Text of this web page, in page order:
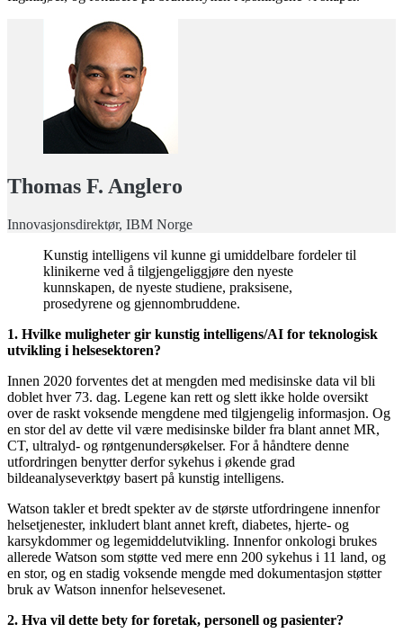
Thomas F. Anglero
Innovasjonsdirektør, IBM Norge
Kunstig intelligens vil kunne gi umiddelbare fordeler til
klinikerne ved å tilgjengeliggjøre den nyeste
kunnskapen, de nyeste studiene, praksisene,
prosedyrene og gjennombruddene.
1. Hvilke muligheter gir kunstig intelligens/AI for teknologisk
utvikling i helsesektoren?
Innen 2020 forventes det at mengden med medisinske data vil bli
doblet hver 73. dag. Legene kan rett og slett ikke holde oversikt
over de raskt voksende mengdene med tilgjengelig informasjon. Og
en stor del av dette vil være medisinske bilder fra blant annet MR,
CT, ultralyd- og røntgenundersøkelser. For å håndtere denne
utfordringen benytter derfor sykehus i økende grad
bildeanalyseverktøy basert på kunstig intelligens.
Watson takler et bredt spekter av de største utfordringene innenfor
helsetjenester, inkludert blant annet kreft, diabetes, hjerte- og
karsykdommer og legemiddelutvikling. Innenfor onkologi brukes
allerede Watson som støtte ved mere enn 200 sykehus i 11 land, og
en stor, og en stadig voksende mengde med dokumentasjon støtter
bruk av Watson innenfor helsevesenet.
2. Hva vil dette bety for foretak, personell og pasienter?